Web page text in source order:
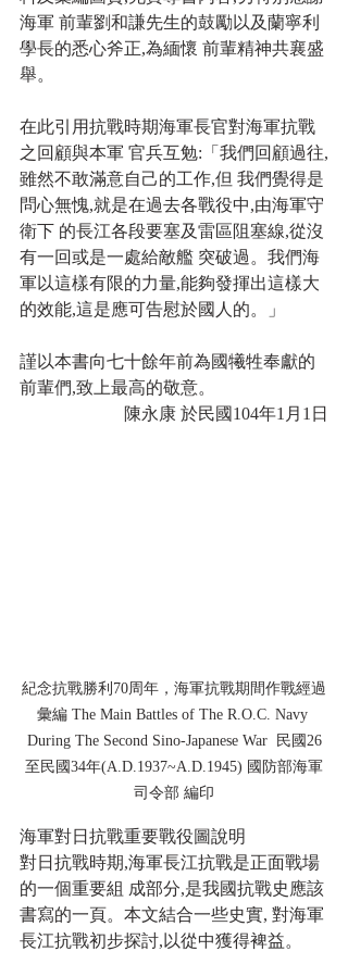
海軍 前輩劉和謙先生的鼓勵以及蘭寧利
學長的悉心斧正,為緬懷 前輩精神共襄盛
舉。
在此引用抗戰時期海軍長官對海軍抗戰
之回顧與本軍 官兵互勉:「我們回顧過往,
雖然不敢滿意自己的工作,但 我們覺得是
問心無愧,就是在過去各戰役中,由海軍守
衛下 的長江各段要塞及雷區阻塞線,從沒
有一回或是一處給敵艦 突破過。我們海
軍以這樣有限的力量,能夠發揮出這樣大
的效能,這是應可告慰於國人的。」
謹以本書向七十餘年前為國犧牲奉獻的
前輩們,致上最高的敬意。
陳永康 於民國104年1月1日
紀念抗戰勝利70周年，海軍抗戰期間作戰經過
彙編 The Main Battles of The R.O.C. Navy
During The Second Sino-Japanese War  民國26
至民國34年(A.D.1937~A.D.1945) 國防部海軍
司令部 編印
海軍對日抗戰重要戰役圖說明
對日抗戰時期,海軍長江抗戰是正面戰場
的一個重要組 成部分,是我國抗戰史應該
書寫的一頁。本文結合一些史實, 對海軍
長江抗戰初步探討,以從中獲得裨益。